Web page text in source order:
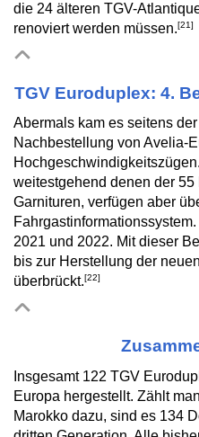
die 24 älteren TGV-
renoviert werden müssen.[21]
TGV Euroduplex: 4.
Abermals kam es seitens
Nachbestellung von Avelia-
weitestgehend denen der
Garnituren, verfügen aber
2021 und 2022. Mit dieser
bis zur Herstellung der
überbrückt.[22]
Insgesamt 122 TGV
Europa hergestellt. Zählt
Marokko dazu, sind es 134